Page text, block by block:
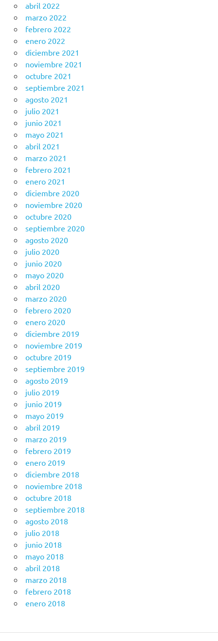
abril 2022
marzo 2022
febrero 2022
enero 2022
diciembre 2021
noviembre 2021
octubre 2021
septiembre 2021
agosto 2021
julio 2021
junio 2021
mayo 2021
abril 2021
marzo 2021
febrero 2021
enero 2021
diciembre 2020
noviembre 2020
octubre 2020
septiembre 2020
agosto 2020
julio 2020
junio 2020
mayo 2020
abril 2020
marzo 2020
febrero 2020
enero 2020
diciembre 2019
noviembre 2019
octubre 2019
septiembre 2019
agosto 2019
julio 2019
junio 2019
mayo 2019
abril 2019
marzo 2019
febrero 2019
enero 2019
diciembre 2018
noviembre 2018
octubre 2018
septiembre 2018
agosto 2018
julio 2018
junio 2018
mayo 2018
abril 2018
marzo 2018
febrero 2018
enero 2018